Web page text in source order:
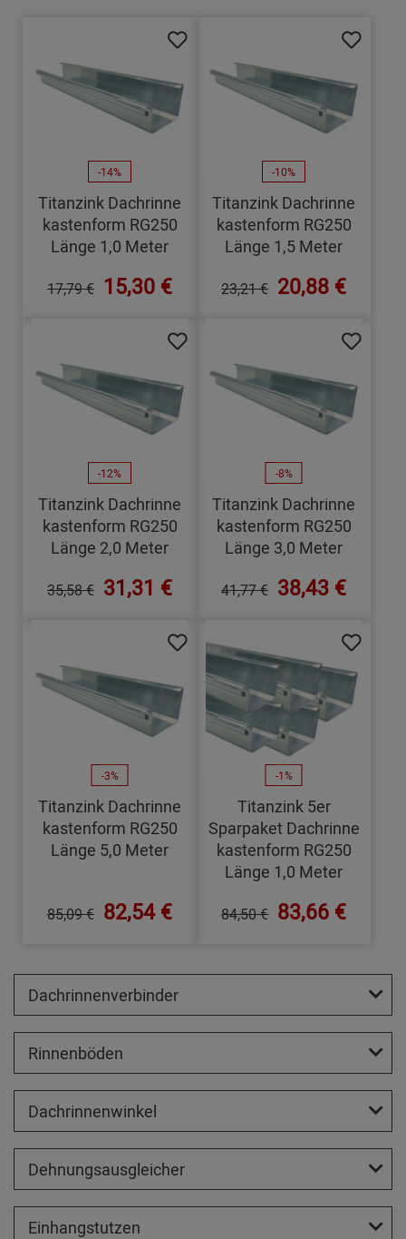
-14%
Titanzink Dachrinne
kastenform RG250
Länge 1,0 Meter
17,79 € 15,30 €
-10%
Titanzink Dachrinne
kastenform RG250
Länge 1,5 Meter
23,21 € 20,88 €
-12%
Titanzink Dachrinne
kastenform RG250
Länge 2,0 Meter
35,58 € 31,31 €
-8%
Titanzink Dachrinne
kastenform RG250
Länge 3,0 Meter
41,77 € 38,43 €
-3%
Titanzink Dachrinne
kastenform RG250
Länge 5,0 Meter
85,09 € 82,54 €
-1%
Titanzink 5er
Sparpaket Dachrinne
kastenform RG250
Länge 1,0 Meter
84,50 € 83,66 €
Dachrinnenverbinder
Rinnenböden
Dachrinnenwinkel
Dehnungsausgleicher
Einhangstutzen